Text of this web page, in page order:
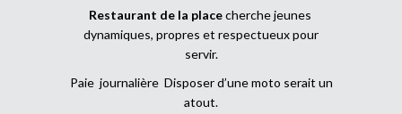
Restaurant de la placecherche jeunes
dynamiques, propres et respectueux pour
servir.
Paie journalière Disposer d’une moto serait un
atout.